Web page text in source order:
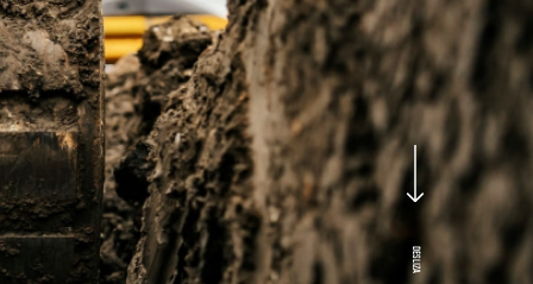
DESLIZA